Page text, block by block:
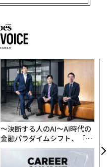
〜決断する人のAI〜AI時代の
金融パラダイムシフト、「超
個別化」の核心 【MUFG×ウ
ェルスナビ×PwC】